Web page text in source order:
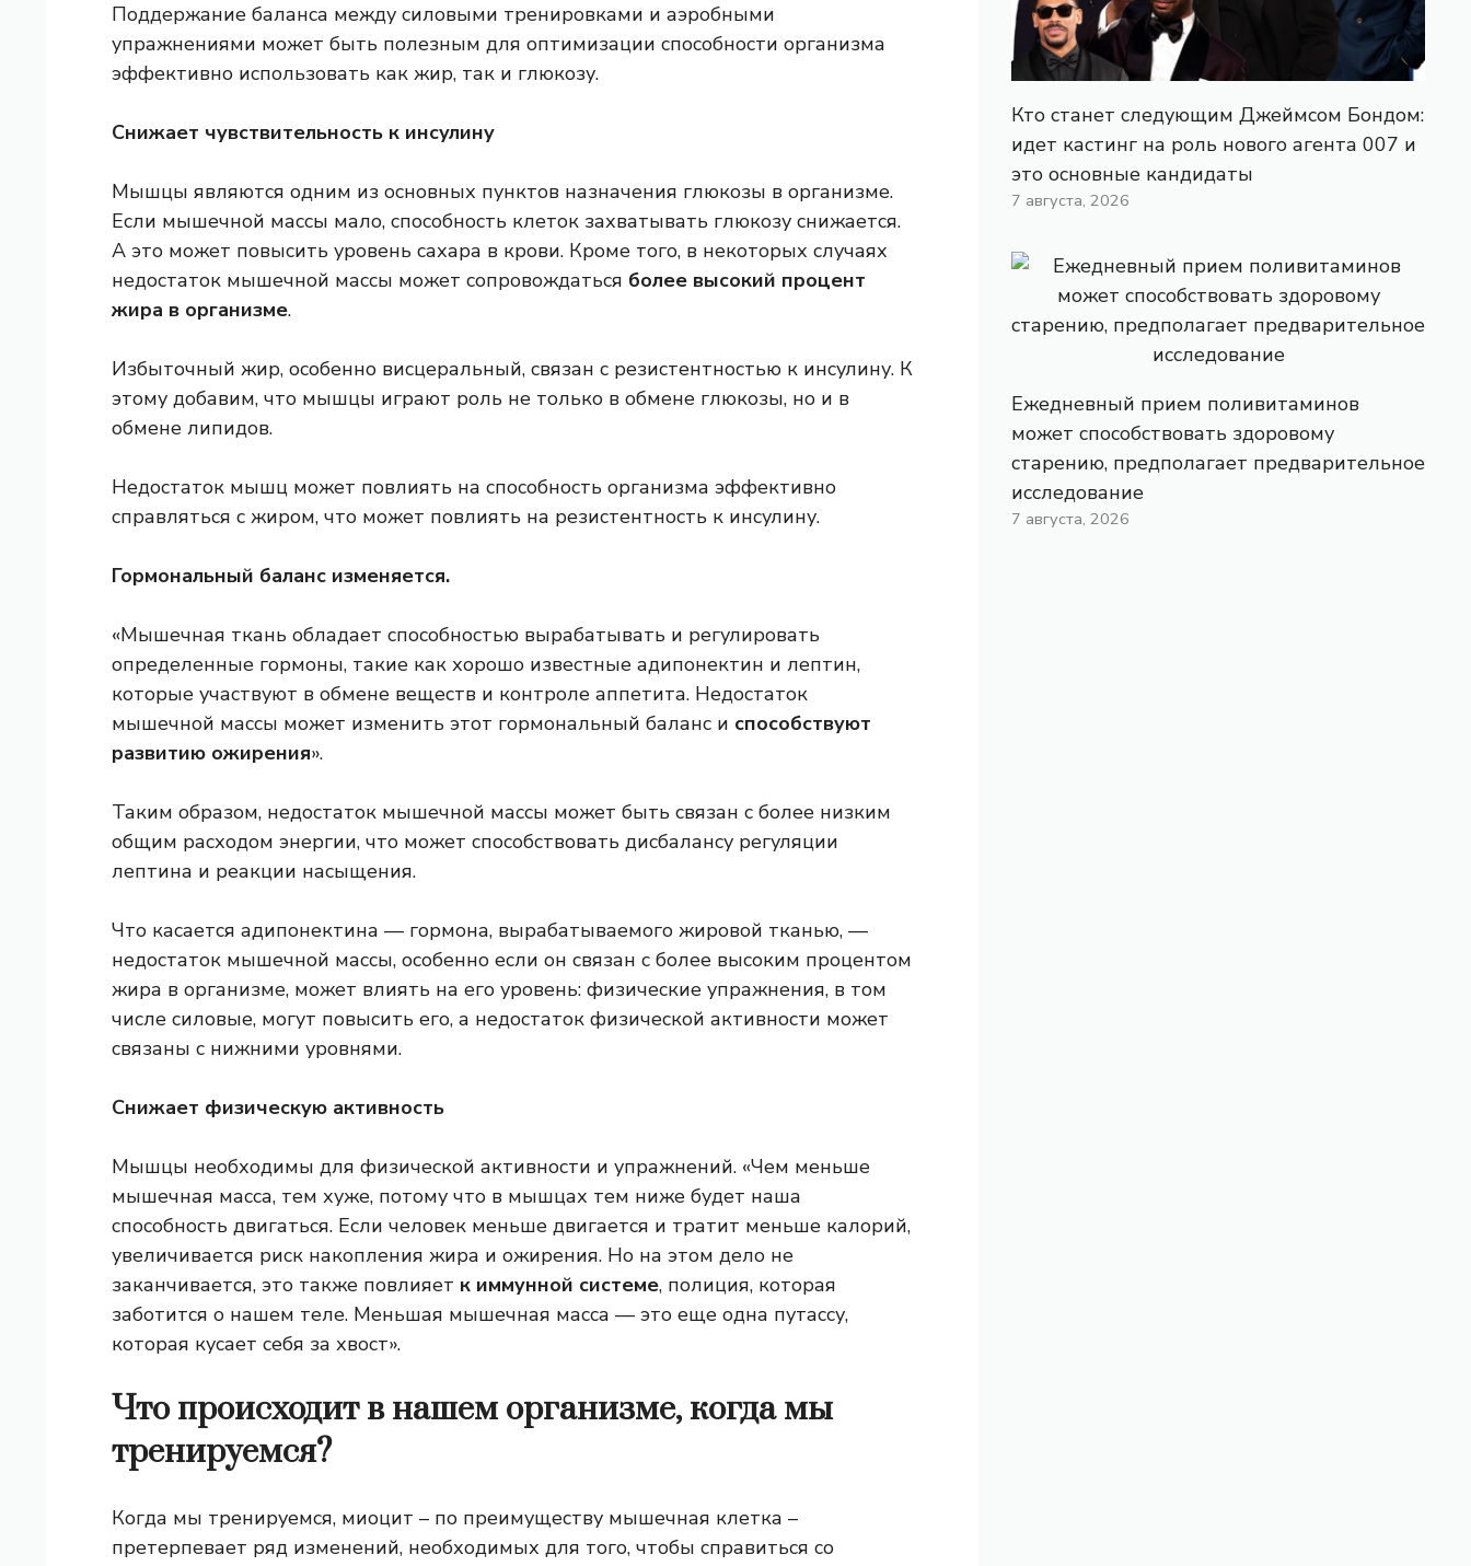
Поддержание баланса между силовыми тренировками и аэробными
упражнениями может быть полезным для оптимизации способности организма
эффективно использовать как жир, так и глюкозу.
Снижает чувствительность к инсулину
Мышцы являются одним из основных пунктов назначения глюкозы в организме.
Если мышечной массы мало, способность клеток захватывать глюкозу снижается.
А это может повысить уровень сахара в крови. Кроме того, в некоторых случаях
недостаток мышечной массы может сопровождаться более высокий процент
жира в организме.
Избыточный жир, особенно висцеральный, связан с резистентностью к инсулину. К
этому добавим, что мышцы играют роль не только в обмене глюкозы, но и в
обмене липидов.
Недостаток мышц может повлиять на способность организма эффективно
справляться с жиром, что может повлиять на резистентность к инсулину.
Гормональный баланс изменяется.
«Мышечная ткань обладает способностью вырабатывать и регулировать
определенные гормоны, такие как хорошо известные адипонектин и лептин,
которые участвуют в обмене веществ и контроле аппетита. Недостаток
мышечной массы может изменить этот гормональный баланс и способствуют
развитию ожирения».
Таким образом, недостаток мышечной массы может быть связан с более низким
общим расходом энергии, что может способствовать дисбалансу регуляции
лептина и реакции насыщения.
Что касается адипонектина — гормона, вырабатываемого жировой тканью, —
недостаток мышечной массы, особенно если он связан с более высоким процентом
жира в организме, может влиять на его уровень: физические упражнения, в том
числе силовые, могут повысить его, а недостаток физической активности может
связаны с нижними уровнями.
Снижает физическую активность
Мышцы необходимы для физической активности и упражнений. «Чем меньше
мышечная масса, тем хуже, потому что в мышцах тем ниже будет наша
способность двигаться. Если человек меньше двигается и тратит меньше калорий,
увеличивается риск накопления жира и ожирения. Но на этом дело не
заканчивается, это также повлияет к иммунной системе, полиция, которая
заботится о нашем теле. Меньшая мышечная масса — это еще одна путассу,
которая кусает себя за хвост».
Что происходит в нашем организме, когда мы
тренируемся?
Когда мы тренируемся, миоцит – по преимуществу мышечная клетка –
претерпевает ряд изменений, необходимых для того, чтобы справиться со
Кто станет следующим Джеймсом Бондом:
идет кастинг на роль нового агента 007 и
это основные кандидаты
7 августа, 2026
Ежедневный прием поливитаминов
может способствовать здоровому
старению, предполагает предварительное
исследование
7 августа, 2026